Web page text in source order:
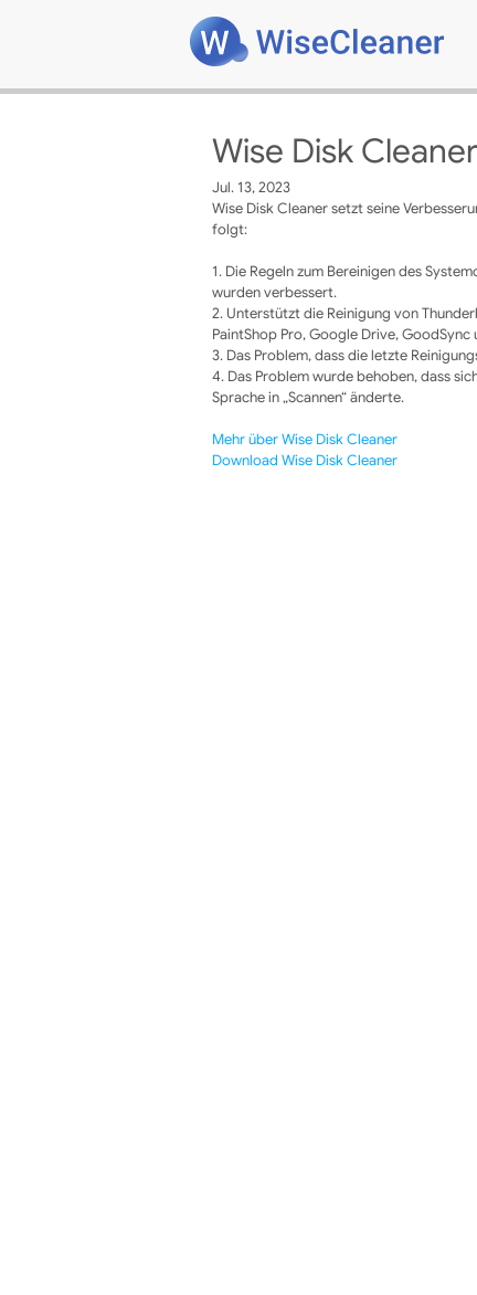
Wise Disk
Jul. 13, 2023
Wise Disk Cleaner setzt seine
folgt:
1. Die Regeln zum Bereinigen des
wurden verbessert.
2. Unterstützt die Reinigung von
PaintShop Pro, Google Drive, GoodSync
3. Das Problem, dass die letzte
4. Das Problem wurde behoben, dass
Sprache in „Scannen“ änderte.
Mehr über Wise Disk Cleaner
Download Wise Disk Cleaner